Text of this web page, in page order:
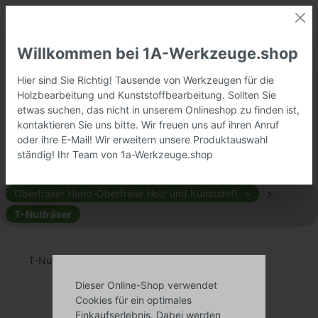
Oberfräser Hand-Oberfräse Holz und Kunststoff
T-Nutfräser
T-Nutfräser
Dieser Online-Shop verwendet
Cookies für ein optimales
Einkaufserlebnis. Dabei werden
Willkommen bei 1A-Werkzeuge.shop
Hier sind Sie Richtig! Tausende von Werkzeugen für die
Holzbearbeitung und Kunststoffbearbeitung. Sollten Sie
etwas suchen, das nicht in unserem Onlineshop zu finden ist,
kontaktieren Sie uns bitte. Wir freuen uns auf ihren Anruf
oder ihre E-Mail! Wir erweitern unsere Produktauswahl
ständig! Ihr Team von 1a-Werkzeuge.shop